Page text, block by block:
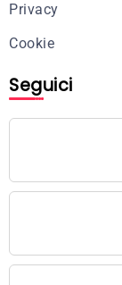
Privacy
Cookie
Seguici